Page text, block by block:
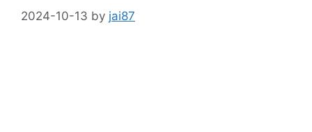
2024-10-13 by jai87